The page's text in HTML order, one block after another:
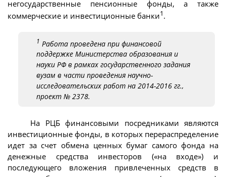
негосударственные пенсионные фонды, а также
коммерческие и инвестиционные банки1.
1 Работа проведена при финансовой
поддержке Министерства образования и
науки РФ в рамках государственного задания
вузам в части проведения научно-
исследовательских работ на 2014-2016 гг.,
проект № 2378.
На РЦБ финансовыми посредниками являются
инвестиционные фонды, в которых перераспределение
идет за счет обмена ценных бумаг самого фонда на
денежные средства инвесторов («на входе») и
последующего вложения привлеченных средств в